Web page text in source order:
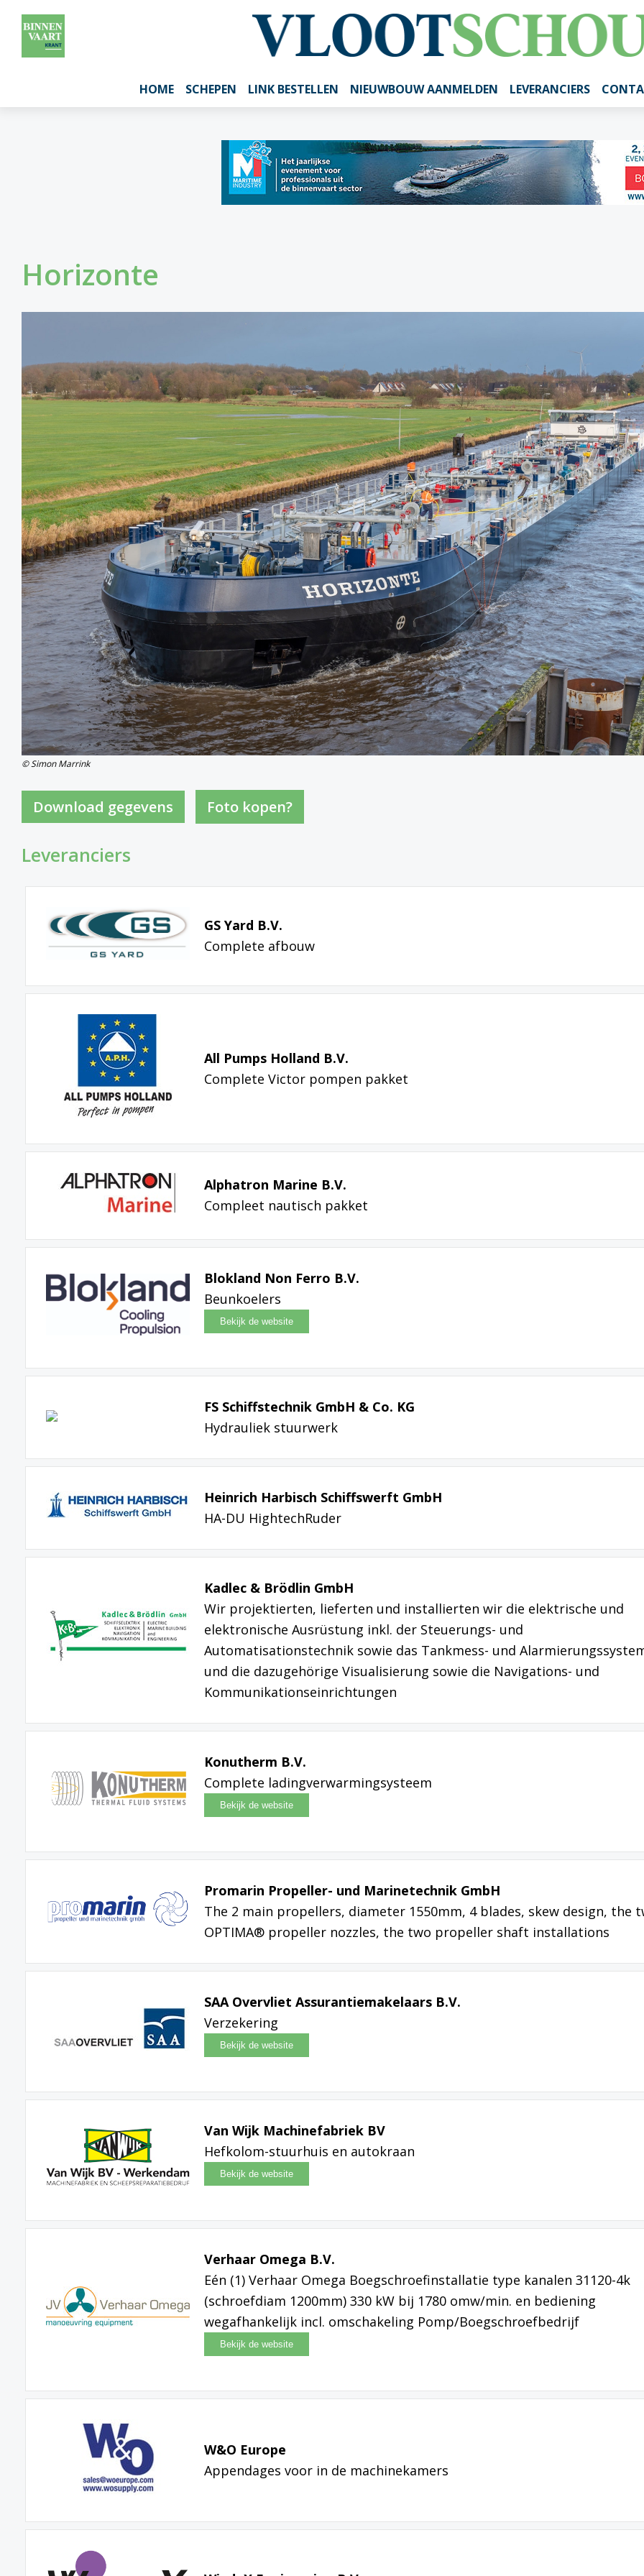
HOME SCHEPEN LINK BESTELLEN NIEUWBOUW AANMELDEN LEVERANCIERS
Horizonte
© Simon Marrink
Foto kopen?
Leveranciers
GS Yard B.V.
Complete afbouw
All Pumps Holland B.V.
Complete Victor pompen pakket
Alphatron Marine B.V.
Compleet nautisch pakket
Blokland Non Ferro B.V.
Beunkoelers
FS Schiffstechnik GmbH & Co. KG
Hydrauliek stuurwerk
Heinrich Harbisch Schiffswerft GmbH
HA-DU HightechRuder
Kadlec & Brödlin GmbH
Wir projektierten, lieferten und installierten wir die elektrische und
elektronische Ausrüstung inkl. der Steuerungs- und
Automatisationstechnik sowie das Tankmess- und
und die dazugehörige Visualisierung sowie die Navigations- und
Kommunikationseinrichtungen
Konutherm B.V.
Complete ladingverwarmingsysteem
Promarin Propeller- und Marinetechnik GmbH
The 2 main propellers, diameter 1550mm, 4 blades, skew design, the
OPTIMA® propeller nozzles, the two propeller shaft installations
SAA Overvliet Assurantiemakelaars B.V.
Verzekering
Van Wijk Machinefabriek BV
Hefkolom-stuurhuis en autokraan
Verhaar Omega B.V.
Eén (1) Verhaar Omega Boegschroefinstallatie type kanalen 31120-4k
(schroefdiam 1200mm) 330 kW bij 1780 omw/min. en bediening
wegafhankelijk incl. omschakeling Pomp/Boegschroefbedrijf
W&O Europe
Appendages voor in de machinekamers